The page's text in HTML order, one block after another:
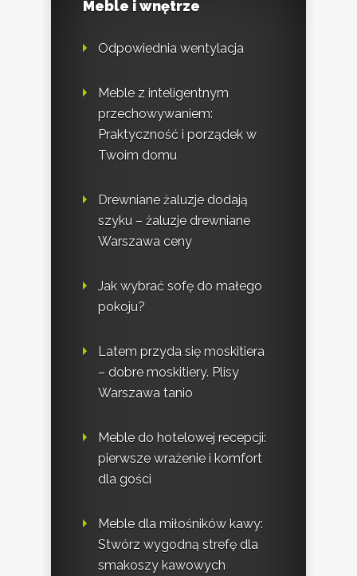
Meble i wnętrze
Odpowiednia wentylacja
Meble z inteligentnym
przechowywaniem:
Praktyczność i porządek w
Twoim domu
Drewniane żaluzje dodają
szyku – żaluzje drewniane
Warszawa ceny
Jak wybrać sofę do małego
pokoju?
Latem przyda się moskitiera
– dobre moskitiery. Plisy
Warszawa tanio
Meble do hotelowej recepcji:
pierwsze wrażenie i komfort
dla gości
Meble dla miłośników kawy:
Stwórz wygodną strefę dla
smakoszy kawowych